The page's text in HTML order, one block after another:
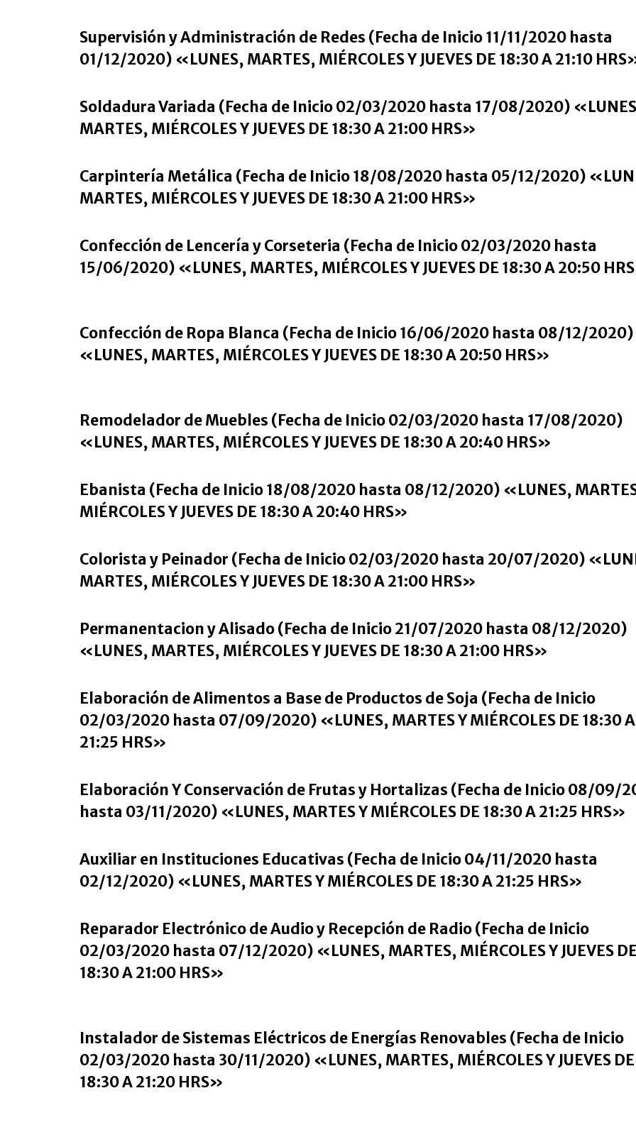
Supervisión y Administración de Redes (Fecha de Inicio 11/11/2020 hasta
01/12/2020) «LUNES, MARTES, MIÉRCOLES Y JUEVES DE 18:30 A 21:10
Soldadura Variada (Fecha de Inicio 02/03/2020 hasta 17/08/2020)
MARTES, MIÉRCOLES Y JUEVES DE 18:30 A 21:00 HRS»
Carpintería Metálica (Fecha de Inicio 18/08/2020 hasta 05/12/2020)
MARTES, MIÉRCOLES Y JUEVES DE 18:30 A 21:00 HRS»
Confección de Lencería y Corseteria (Fecha de Inicio 02/03/2020 hasta
15/06/2020) «LUNES, MARTES, MIÉRCOLES Y JUEVES DE 18:30 A 20:50
Confección de Ropa Blanca (Fecha de Inicio 16/06/2020 hasta 08/12/2020)
«LUNES, MARTES, MIÉRCOLES Y JUEVES DE 18:30 A 20:50 HRS»
Remodelador de Muebles (Fecha de Inicio 02/03/2020 hasta 17/08/2020)
«LUNES, MARTES, MIÉRCOLES Y JUEVES DE 18:30 A 20:40 HRS»
Ebanista (Fecha de Inicio 18/08/2020 hasta 08/12/2020) «LUNES,
MIÉRCOLES Y JUEVES DE 18:30 A 20:40 HRS»
Colorista y Peinador (Fecha de Inicio 02/03/2020 hasta 20/07/2020)
MARTES, MIÉRCOLES Y JUEVES DE 18:30 A 21:00 HRS»
Permanentacion y Alisado (Fecha de Inicio 21/07/2020 hasta 08/12/2020)
«LUNES, MARTES, MIÉRCOLES Y JUEVES DE 18:30 A 21:00 HRS»
Elaboración de Alimentos a Base de Productos de Soja (Fecha de Inicio
02/03/2020 hasta 07/09/2020) «LUNES, MARTES Y MIÉRCOLES DE 18:30 A
21:25 HRS»
Elaboración Y Conservación de Frutas y Hortalizas (Fecha de Inicio 08/09/
hasta 03/11/2020) «LUNES, MARTES Y MIÉRCOLES DE 18:30 A 21:25 HRS»
Auxiliar en Instituciones Educativas (Fecha de Inicio 04/11/2020 hasta
02/12/2020) «LUNES, MARTES Y MIÉRCOLES DE 18:30 A 21:25 HRS»
Reparador Electrónico de Audio y Recepción de Radio (Fecha de Inicio
02/03/2020 hasta 07/12/2020) «LUNES, MARTES, MIÉRCOLES Y JUEVES
18:30 A 21:00 HRS»
Instalador de Sistemas Eléctricos de Energías Renovables (Fecha de Inicio
02/03/2020 hasta 30/11/2020) «LUNES, MARTES, MIÉRCOLES Y JUEVES DE
18:30 A 21:20 HRS»